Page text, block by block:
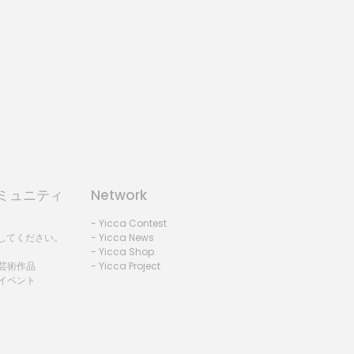
ュニティ
ください。
術作品
ベント
Network
- Yicca Contest
- Yicca News
- Yicca Shop
- Yicca Project